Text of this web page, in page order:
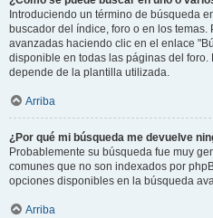
Introduciendo un término de búsqueda
buscador del índice, foro o en los
avanzadas haciendo clic en el enlace
disponible en todas las páginas del
depende de la plantilla utilizada.
Arriba
¿Por qué mi búsqueda me devuelve
Probablemente su búsqueda fue muy
comunes que no son indexados por
opciones disponibles en la búsqueda
Arriba